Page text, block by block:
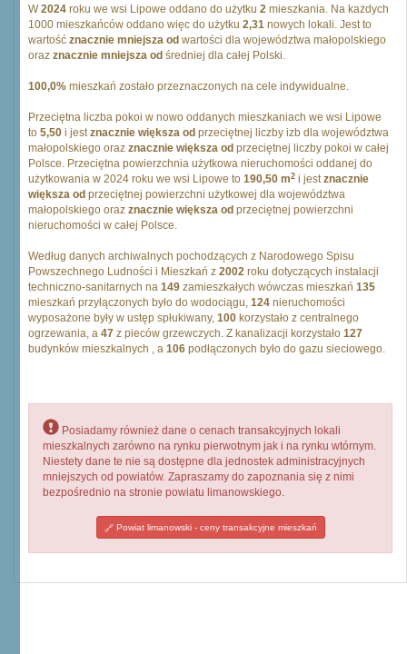
W2024 roku we wsi Lipowe oddano do użytku 2 mieszkania. Na każdych
1000 mieszkańców oddano więc do użytku 2,31 nowych lokali. Jest to
wartość znacznie mniejsza od wartości dla województwa małopolskiego
oraz znacznie mniejsza od średniej dla całej Polski.
100,0% mieszkań zostało przeznaczonych na cele indywidualne.
Przeciętna liczba pokoi w nowo oddanych mieszkaniach we wsi Lipowe
to 5,50 i jestznacznie większa od przeciętnej liczby izb dla województwa
małopolskiego oraz znacznie większa od przeciętnej liczby pokoi w całej
Polsce. Przeciętna powierzchnia użytkowa nieruchomości oddanej do
użytkowania w 2024 roku we wsi Lipowe to 190,50 m2 i jestznacznie
większa od przeciętnej powierzchni użytkowej dla województwa
małopolskiego oraz znacznie większa od przeciętnej powierzchni
nieruchomości w całej Polsce.
Według danych archiwalnych pochodzących z Narodowego Spisu
Powszechnego Ludności i Mieszkań z 2002 roku dotyczących instalacji
techniczno-sanitarnych na 149 zamieszkałych wówczas mieszkań 135
mieszkań przyłączonych było do wodociągu, 124 nieruchomości
wyposażone były w ustęp spłukiwany, 100 korzystało z centralnego
ogrzewania, a 47 z pieców grzewczych. Z kanalizacji korzystało 127
budynków mieszkalnych , a 106 podłączonych było do gazu sieciowego.
Posiadamy również dane o cenach transakcyjnych lokali
mieszkalnych zarówno na rynku pierwotnym jak i na rynku wtórnym.
Niestety dane te nie są dostępne dla jednostek administracyjnych
mniejszych od powiatów. Zapraszamy do zapoznania się z nimi
bezpośrednio na stronie powiatu limanowskiego.
Powiat limanowski - ceny transakcyjne mieszkań